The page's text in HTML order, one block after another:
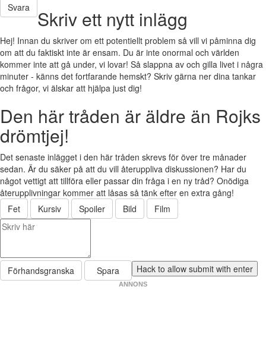
Svara
Skriv ett nytt inlägg
Hej! Innan du skriver om ett potentiellt problem så vill vi påminna dig
om att du faktiskt inte är ensam. Du är inte onormal och världen
kommer inte att gå under, vi lovar! Så slappna av och gilla livet i några
minuter - känns det fortfarande hemskt? Skriv gärna ner dina tankar
och frågor, vi älskar att hjälpa just dig!
Den här tråden är äldre än Rojks
drömtjej!
Det senaste inlägget i den här tråden skrevs för över tre månader
sedan. Är du säker på att du vill återuppliva diskussionen? Har du
något vettigt att tillföra eller passar din fråga i en ny tråd? Onödiga
återupplivningar kommer att låsas så tänk efter en extra gång!
Fet
Kursiv Spoiler Bild Film
Förhandsgranska Spara
ANNONS